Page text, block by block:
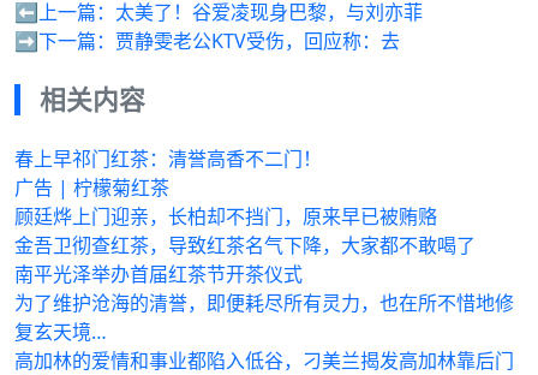
⬅️上一篇： 太美了！谷爱凌现身巴黎，与刘亦菲
➡️下一篇： 贾静雯老公KTV受伤，回应称：去
相关内容
春上早祁门红茶：清誉高香不二门！
广告 | 柠檬菊红茶
顾廷烨上门迎亲，长柏却不挡门，原来早已被贿赂
金吾卫彻查红茶，导致红茶名气下降，大家都不敢喝了
南平光泽举办首届红茶节开茶仪式
为了维护沧海的清誉，即便耗尽所有灵力，也在所不惜地修
复玄天境…
高加林的爱情和事业都陷入低谷，刁美兰揭发高加林靠后门